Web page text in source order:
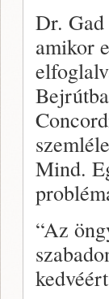
Dr. Gad
amikor
Mind.
“Az